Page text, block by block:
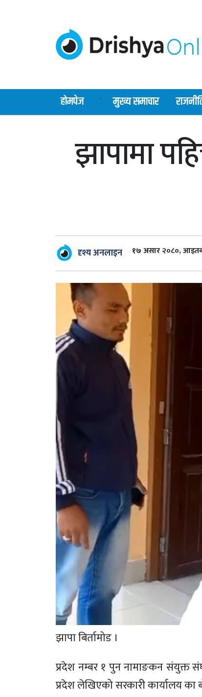
होमपेज ` मुख्य समाचार
झापामा
दृश्य अनलाइन १७ असार २०८०,
झापा बिर्तामोड ।
प्रदेश नम्बर १ पुन नामाङकन संयुक्त
प्रदेश लेखिएको सरकारी कार्यालय का